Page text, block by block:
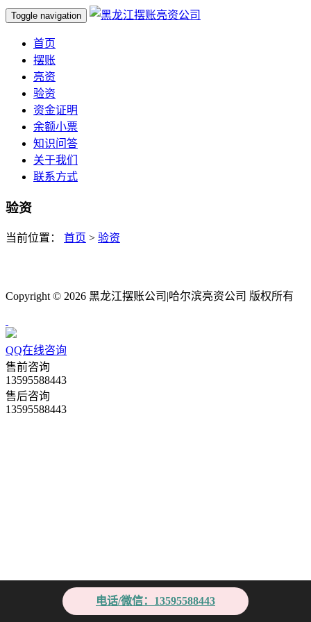
Toggle navigation
首页
摆账
亮资
验资
资金证明
余额小票
知识问答
关于我们
联系方式
验资
当前位置： 首页 > 验资
Copyright © 2026 黑龙江摆账公司|哈尔滨亮资公司 版权所有
QQ在线咨询
售前咨询
13595588443
售后咨询
13595588443
电话/微信：13595588443